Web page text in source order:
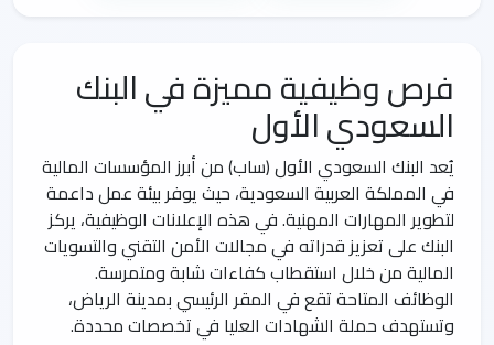
فرص وظيفية مميزة في البنك
السعودي الأول
يُعد البنك السعودي الأول (ساب) من أبرز المؤسسات المالية
في المملكة العربية السعودية، حيث يوفر بيئة عمل داعمة
لتطوير المهارات المهنية. في هذه الإعلانات الوظيفية، يركز
البنك على تعزيز قدراته في مجالات الأمن التقني والتسويات
المالية من خلال استقطاب كفاءات شابة ومتمرسة.
الوظائف المتاحة تقع في المقر الرئيسي بمدينة الرياض،
وتستهدف حملة الشهادات العليا في تخصصات محددة.